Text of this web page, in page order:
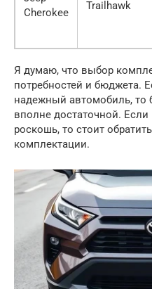
Cherokee
Trailhawk
Я думаю, что выбор
потребностей и бюджета.
надежный автомобиль, то
вполне достаточной.
роскошь, то стоит
комплектации.